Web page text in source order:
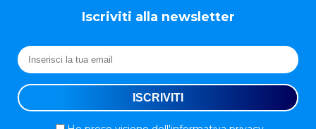
Iscriviti alla newsletter